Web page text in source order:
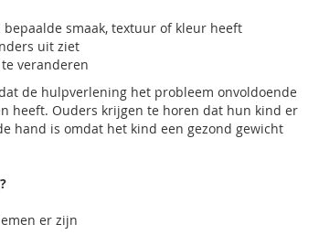
smaak, textuur of kleur heeft
uit ziet
veranderen
de hulpverlening het probleem onvoldoende
heeft. Ouders krijgen te horen dat hun kind er
hand is omdat het kind een gezond gewicht
er zijn